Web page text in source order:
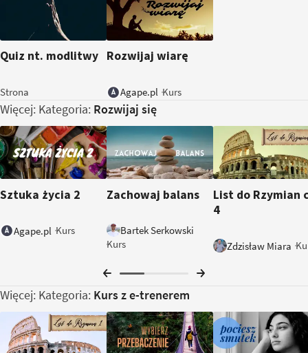
Quiz nt. modlitwy
Strona
Rozwijaj wiarę
Agape.pl Kurs
Więcej: Kategoria: Rozwijaj się
Sztuka życia 2
Agape.pl Kurs
Zachowaj balans
Bartek Serkowski
Kurs
List do Rzymian
4
Zdzisław Miara
Więcej: Kategoria: Kurs z e-trenerem